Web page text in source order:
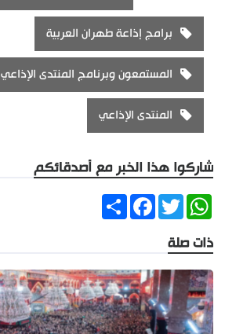
برامج إذاعة طهران العربية
المستمعون وبرنامج المنتدى الإذاعي
المنتدى الإذاعي
شاركوا هذا الخبر مع أصدقائكم
ShareFacebookTwitter
WhatsApp
ذات صلة